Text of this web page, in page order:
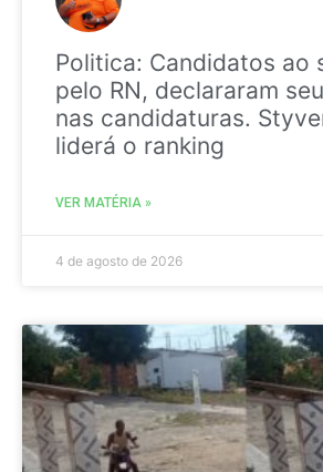
Politica: Candidatos ao
pelo RN, declararam
nas candidaturas.
liderá o ranking
VER MATÉRIA »
4 de agosto de 2026